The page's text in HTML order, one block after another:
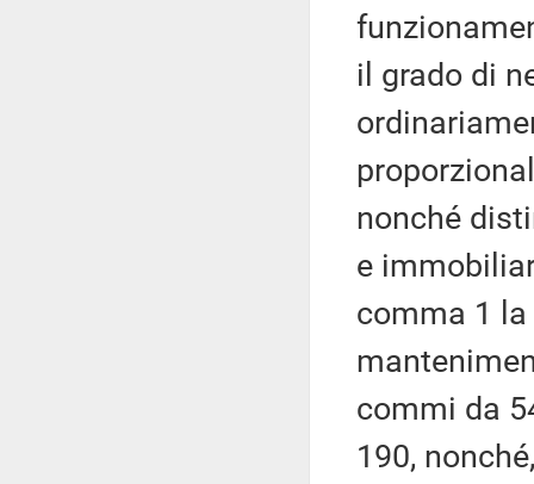
il grado di
nonché
e
comma 1
commi da
190,